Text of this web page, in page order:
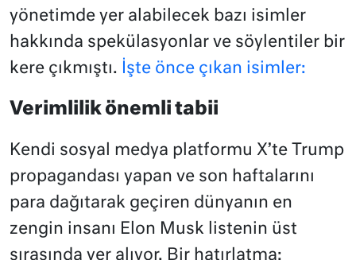
yönetimde yer alabilecek bazı isimler
hakkında spekülasyonlar ve söylentiler bir
kere çıkmıştı. İşte önce çıkan isimler:
Verimlilik önemli tabii
Kendi sosyal medya platformu X’te Trump
propagandası yapan ve son haftalarını
para dağıtarak geçiren dünyanın en
zengin insanı Elon Musk listenin üst
sırasında yer alıyor. Bir hatırlatma: